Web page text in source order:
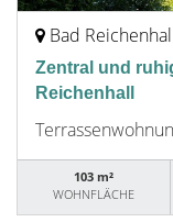
Bad
Zentral und
Reichenhall
103 m²
WOHNFLÄCHE